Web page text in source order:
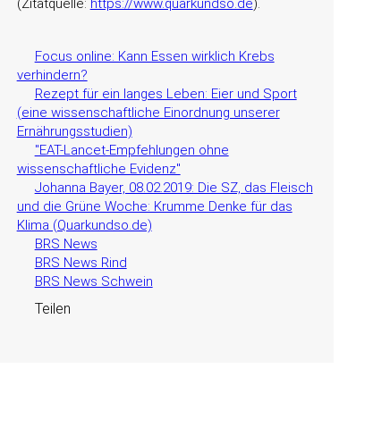
(Zitatquelle: https://www.quarkundso.de).
Focus online: Kann Essen wirklich Krebs
verhindern?
Rezept für ein langes Leben: Eier und Sport
(eine wissenschaftliche Einordnung unserer
Ernährungsstudien)
"EAT-Lancet-Empfehlungen ohne
wissenschaftliche Evidenz"
Johanna Bayer, 08.02.2019: Die SZ, das Fleisch
und die Grüne Woche: Krumme Denke für das
Klima (Quarkundso.de)
BRS News
BRS News Rind
BRS News Schwein
Teilen